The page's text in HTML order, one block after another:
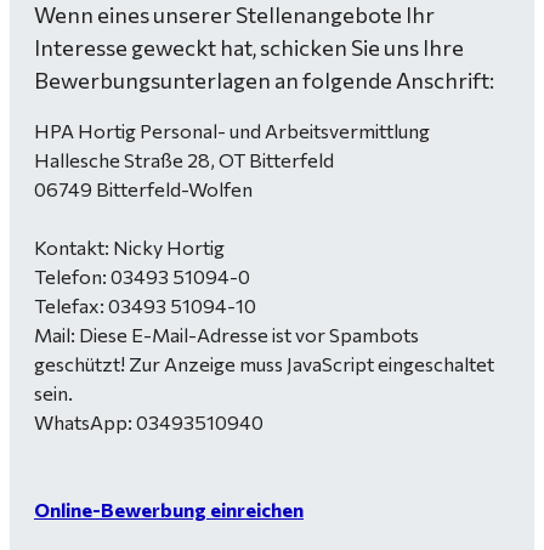
Wenn eines unserer Stellenangebote Ihr
Interesse geweckt hat, schicken Sie uns Ihre
Bewerbungsunterlagen an folgende Anschrift:
HPA Hortig Personal- und Arbeitsvermittlung
Hallesche Straße 28, OT Bitterfeld
06749 Bitterfeld-Wolfen
Kontakt: Nicky Hortig
Telefon: 03493 51094-0
Telefax: 03493 51094-10
Mail: Diese E-Mail-Adresse ist vor Spambots
geschützt! Zur Anzeige muss JavaScript eingeschaltet
sein.
WhatsApp: 03493510940
Online-Bewerbung einreichen